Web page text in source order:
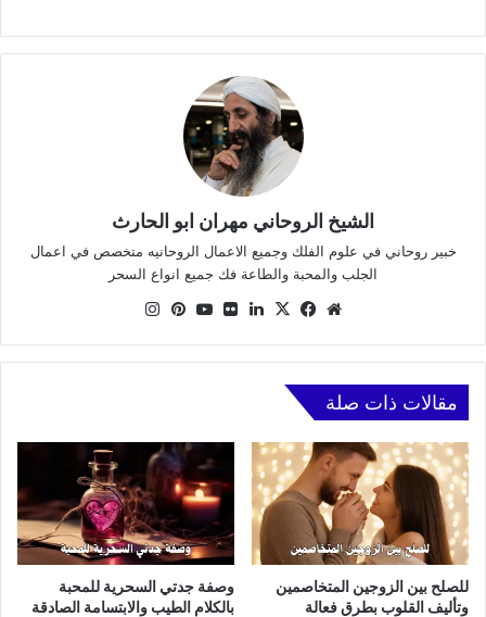
الشيخ الروحاني مهران ابو الحارث
خبير روحاني في علوم الفلك وجميع الاعمال الروحانيه متخصص في اعمال
الجلب والمحبة والطاعة فك جميع انواع السحر
موقعفيسبوك
X لينكدإن
صور
فليكر
يوتيوببينتيريست
مقالات ذات صلة
للصلح بين الزوجين المتخاصمين
وتأليف القلوب بطرق فعالة
وصفة جدتي السحرية للمحبة
بالكلام الطيب والابتسامة الصادقة